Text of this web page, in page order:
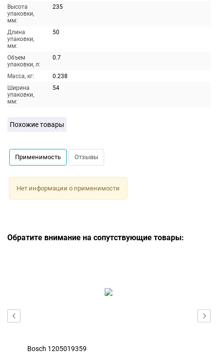
Высота
упаковки,
мм:
235
Длина
упаковки,
мм:
50
Объем
упаковки, л:
0.7
Масса, кг:
0.238
Ширина
упаковки,
мм:
54
Похожие товары
Применимость Отзывы
Нет информации о применимости
Обратите внимание на сопутствующие товары:
Bosch 1205019359